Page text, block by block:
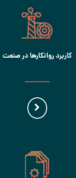
کاربرد روانکارها در صنعت